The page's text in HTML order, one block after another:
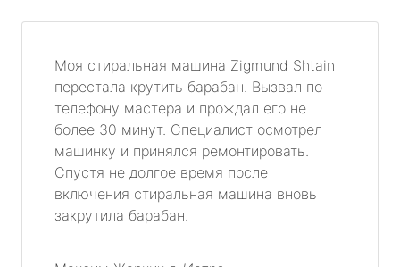
Моя стиральная машина Zigmund Shtain
перестала крутить барабан. Вызвал по
телефону мастера и прождал его не
более 30 минут. Специалист осмотрел
машинку и принялся ремонтировать.
Спустя не долгое время после
включения стиральная машина вновь
закрутила барабан.